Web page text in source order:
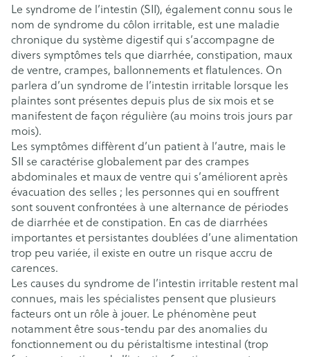
Le syndrome de l’intestin (SII), également connu sous le
nom de syndrome du côlon irritable, est une maladie
chronique du système digestif qui s’accompagne de
divers symptômes tels que diarrhée, constipation, maux
de ventre, crampes, ballonnements et flatulences. On
parlera d’un syndrome de l’intestin irritable lorsque les
plaintes sont présentes depuis plus de six mois et se
manifestent de façon régulière (au moins trois jours par
mois).
Les symptômes diffèrent d’un patient à l’autre, mais le
SII se caractérise globalement par des crampes
abdominales et maux de ventre qui s’améliorent après
évacuation des selles ; les personnes qui en souffrent
sont souvent confrontées à une alternance de périodes
de diarrhée et de constipation. En cas de diarrhées
importantes et persistantes doublées d’une alimentation
trop peu variée, il existe en outre un risque accru de
carences.
Les causes du syndrome de l’intestin irritable restent mal
connues, mais les spécialistes pensent que plusieurs
facteurs ont un rôle à jouer. Le phénomène peut
notamment être sous-tendu par des anomalies du
fonctionnement ou du péristaltisme intestinal (trop